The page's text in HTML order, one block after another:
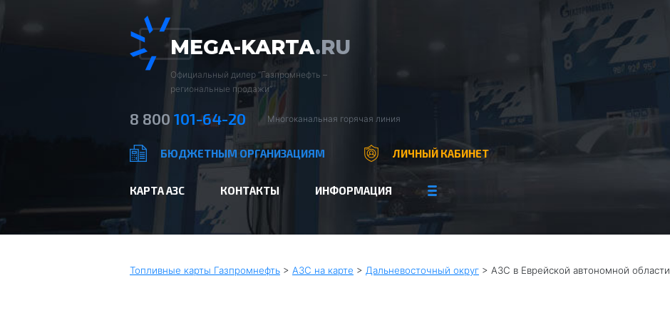
MEGA-KARTA.RU
Официальный дилер “Газпромнефть –
региональные продажи”
8 800 101-64-20 Многоканальная горячая линия
БЮДЖЕТНЫМ ОРГАНИЗАЦИЯМ ЛИЧНЫЙ КАБИНЕТ
КАРТА АЗС КОНТАКТЫ ИНФОРМАЦИЯ
Топливные карты Газпромнефть > АЗС на карте > Дальневосточный округ > АЗС в Еврейской автономной области